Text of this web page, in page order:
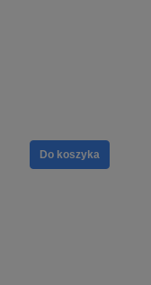
Do koszyka